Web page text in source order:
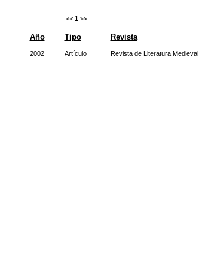
<< 1 >>
Año Tipo Revista
2002 Artículo Revista de Literatura Medieval